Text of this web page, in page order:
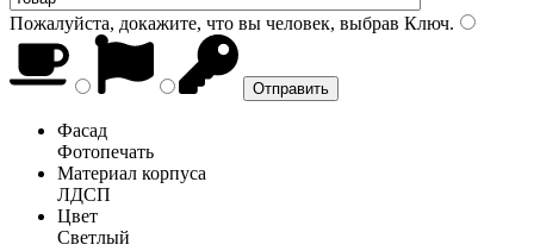
Пожалуйста, докажите, что вы человек, выбрав Ключ.
Фасад
Фотопечать
Материал корпуса
ЛДСП
Цвет
Светлый